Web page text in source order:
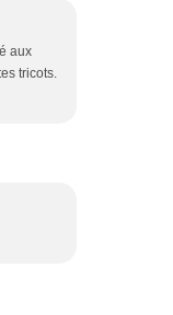
aux
tricots.